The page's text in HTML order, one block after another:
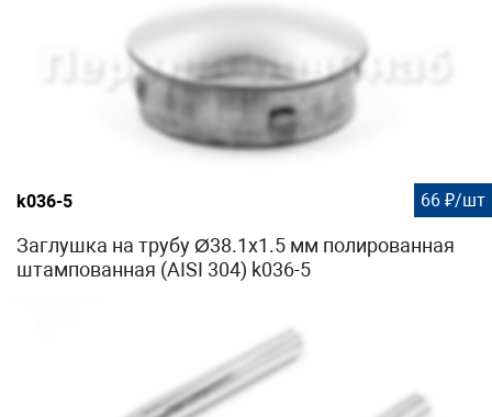
k036-5 66 ₽/шт
Заглушка на трубу Ø38.1х1.5 мм полированная
штампованная (AISI 304) k036-5